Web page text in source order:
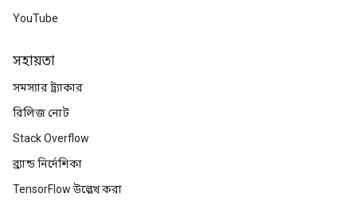
YouTube
সহায়তা
সমস্যার ট্র্যাকার
রিলিজ নোট
Stack Overflow
ব্র্যান্ড নির্দেশিকা
TensorFlow উল্লেখ করা